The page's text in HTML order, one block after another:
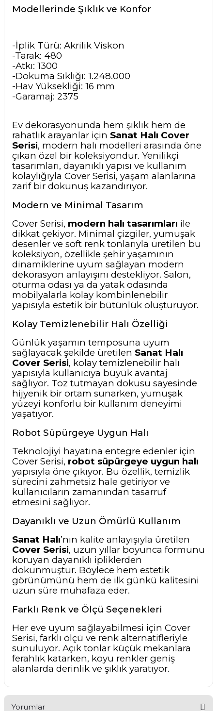
Modellerinde Şıklık ve Konfor
-İplik Türü: Akrilik Viskon
-Tarak: 480
-Atkı: 1300
-Dokuma Sıklığı: 1.248.000
-Hav Yüksekliği: 16 mm
-Garamaj: 2375
Ev dekorasyonunda hem şıklık hem de
rahatlık arayanlar için Sanat Halı Cover
Serisi, modern halı modelleri arasında öne
çıkan özel bir koleksiyondur. Yenilikçi
tasarımları, dayanıklı yapısı ve kullanım
kolaylığıyla Cover Serisi, yaşam alanlarına
zarif bir dokunuş kazandırıyor.
Modern ve Minimal Tasarım
Cover Serisi, modern halı tasarımları ile
dikkat çekiyor. Minimal çizgiler, yumuşak
desenler ve soft renk tonlarıyla üretilen bu
koleksiyon, özellikle şehir yaşamının
dinamiklerine uyum sağlayan modern
dekorasyon anlayışını destekliyor. Salon,
oturma odası ya da yatak odasında
mobilyalarla kolay kombinlenebilir
yapısıyla estetik bir bütünlük oluşturuyor.
Kolay Temizlenebilir Halı Özelliği
Günlük yaşamın temposuna uyum
sağlayacak şekilde üretilen Sanat Halı
Cover Serisi, kolay temizlenebilir halı
yapısıyla kullanıcıya büyük avantaj
sağlıyor. Toz tutmayan dokusu sayesinde
hijyenik bir ortam sunarken, yumuşak
yüzeyi konforlu bir kullanım deneyimi
yaşatıyor.
Robot Süpürgeye Uygun Halı
Teknolojiyi hayatına entegre edenler için
Cover Serisi, robot süpürgeye uygun halı
yapısıyla öne çıkıyor. Bu özellik, temizlik
sürecini zahmetsiz hale getiriyor ve
kullanıcıların zamanından tasarruf
etmesini sağlıyor.
Dayanıklı ve Uzun Ömürlü Kullanım
Sanat Halı’nın kalite anlayışıyla üretilen
Cover Serisi, uzun yıllar boyunca formunu
koruyan dayanıklı ipliklerden
dokunmuştur. Böylece hem estetik
görünümünü hem de ilk günkü kalitesini
uzun süre muhafaza eder.
Farklı Renk ve Ölçü Seçenekleri
Her eve uyum sağlayabilmesi için Cover
Serisi, farklı ölçü ve renk alternatifleriyle
sunuluyor. Açık tonlar küçük mekanlara
ferahlık katarken, koyu renkler geniş
alanlarda derinlik ve şıklık yaratıyor.
Yorumlar